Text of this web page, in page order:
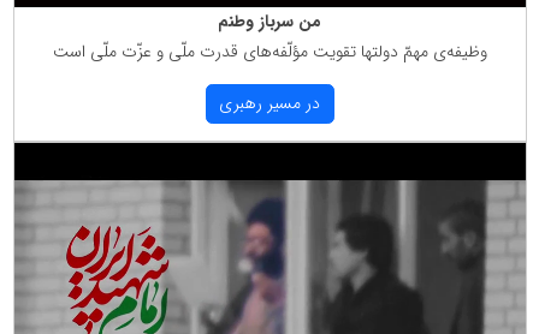
من سرباز وطنم
وظیفه‌ی مهمّ دولتها تقویت مؤلّفه‌های قدرت ملّی و عزّت ملّی است
در مسیر رهبری